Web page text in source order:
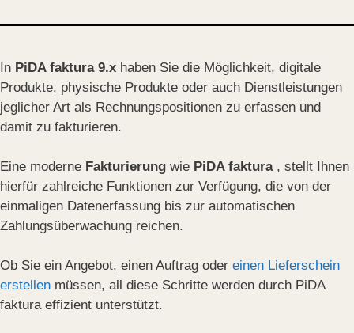
In PiDA faktura 9.x haben Sie die Möglichkeit, digitale
Produkte, physische Produkte oder auch Dienstleistungen
jeglicher Art als Rechnungspositionen zu erfassen und
damit zu fakturieren.
Eine moderne Fakturierung wie PiDA faktura, stellt Ihnen
hierfür zahlreiche Funktionen zur Verfügung, die von der
einmaligen Datenerfassung bis zur automatischen
Zahlungsüberwachung reichen.
Ob Sie ein Angebot, einen Auftrag oder einen Lieferschein
erstellen müssen, all diese Schritte werden durch PiDA
faktura effizient unterstützt.